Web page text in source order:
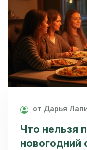
от Дарья
Что нельзя
новогодний